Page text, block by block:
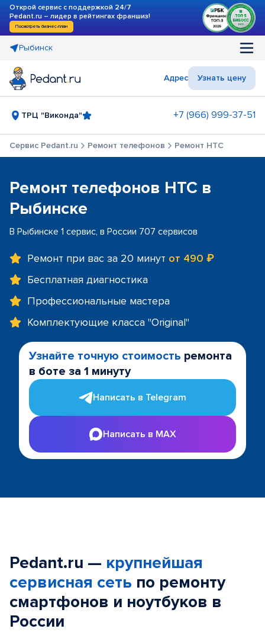
Открой сервис с поддержкой 24/7
Pedant.ru – лидер в рейтингах франшиз!
Посмотреть бизнес-план
Рыбинск
Адрес Узнать цену
ТРЦ "Виконда" +7 (966) 999-37-51
Сервис Pedant.ru Ремонт телефонов Ремонт HTC
Ремонт телефонов HTC в
Рыбинске
В Рыбинске 1 сервис, в России 707 сервисов
Ремонт при вас за 20 минут от 490 ₽
Бесплатная диагностика
Профессиональные мастера
Комплектующие класса "Original"
Узнайте точную стоимость ремонта
в боте за 1 минуту
Написать в Telegram
Написать в MAX
Pedant.ru — крупнейшая
сервисная сеть по ремонту
смартфонов и ноутбуков в
России